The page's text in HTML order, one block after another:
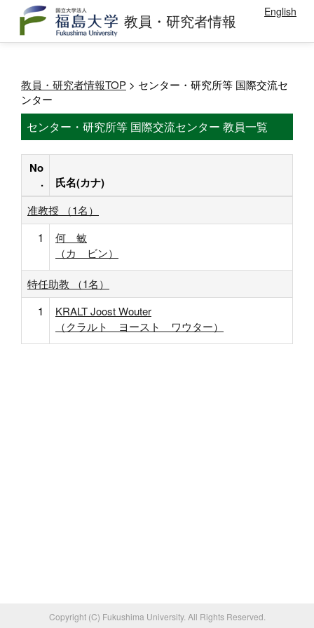
教員・研究者情報 English
教員・研究者情報TOP > センター・研究所等 国際交流セ
ンター
センター・研究所等 国際交流センター 教員一覧
No
.
氏名(カナ)
准教授 （1名）
1
何 敏
（カ ビン）
特任助教 （1名）
1
KRALT Joost Wouter
（クラルト ヨースト ワウター）
Copyright (C) Fukushima University. All Rights Reserved.